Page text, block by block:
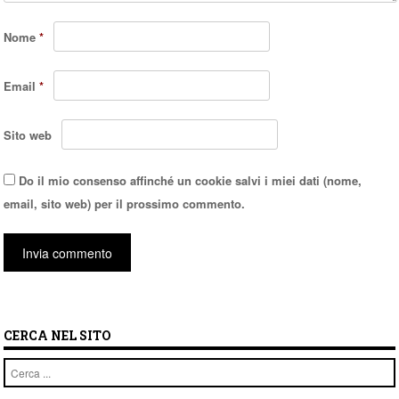
Nome*
Email*
Sito web
Do il mio consenso affinché un cookie salvi i miei dati (nome,
email, sito web) per il prossimo commento.
CERCA NEL SITO
Cerca